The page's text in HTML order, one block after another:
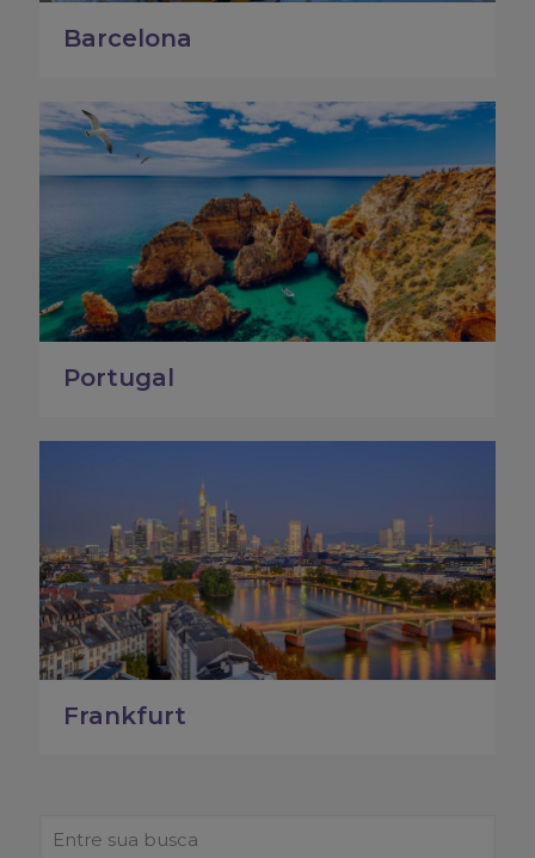
Barcelona
Portugal
Frankfurt